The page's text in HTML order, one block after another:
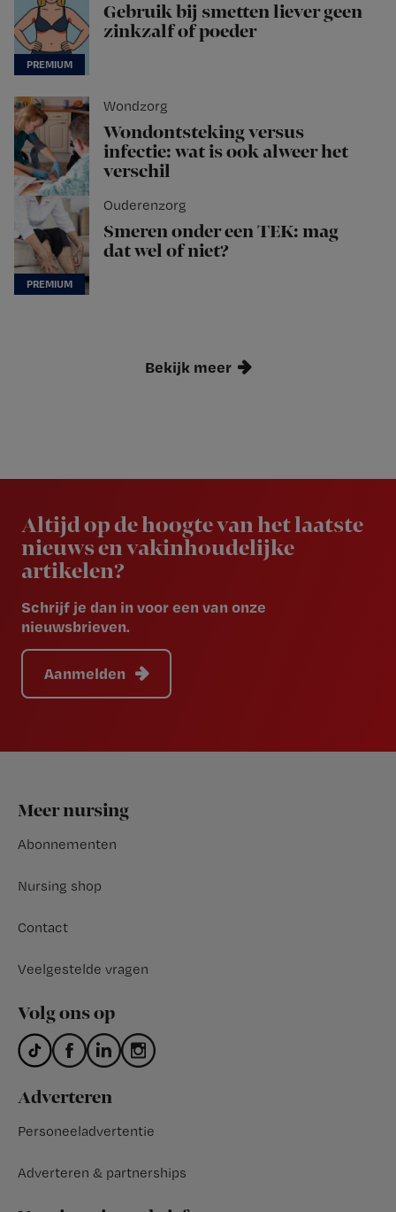
Gebruik bij smetten liever geen
zinkzalf of poeder
Wondzorg
Wondontsteking versus
infectie: wat is ook alweer het
verschil
Ouderenzorg
Smeren onder een TEK: mag
dat wel of niet?
Bekijk meer
Altijd op de hoogte van het laatste
nieuws en vakinhoudelijke
artikelen?
Schrijf je dan in voor een van onze
nieuwsbrieven.
Aanmelden
Footer
Meer nursing
Abonnementen
Nursing shop
Contact
Veelgestelde vragen
Volg ons op
Adverteren
Personeeladvertentie
Adverteren & partnerships